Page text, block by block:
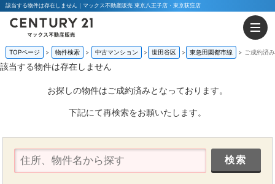
該当する物件は存在しません｜マックス不動産販売 東京八王子店・東京荻窪店
TOPページ 物件検索 中古マンション 世田谷区 東急田園都市線 ご成約済み
該当する物件は存在しません
お探しの物件はご成約済みとなっております。
下記にて再検索をお願いたします。